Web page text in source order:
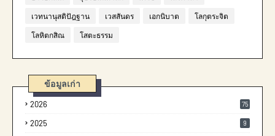
เวทนานุสติปัฎฐาน เวสสันดร เอกนิบาต โลกุตระจิต
โลหิตกสิณ โสตะธรรม
ข้อมูลเก่า
2026 75
2025 9